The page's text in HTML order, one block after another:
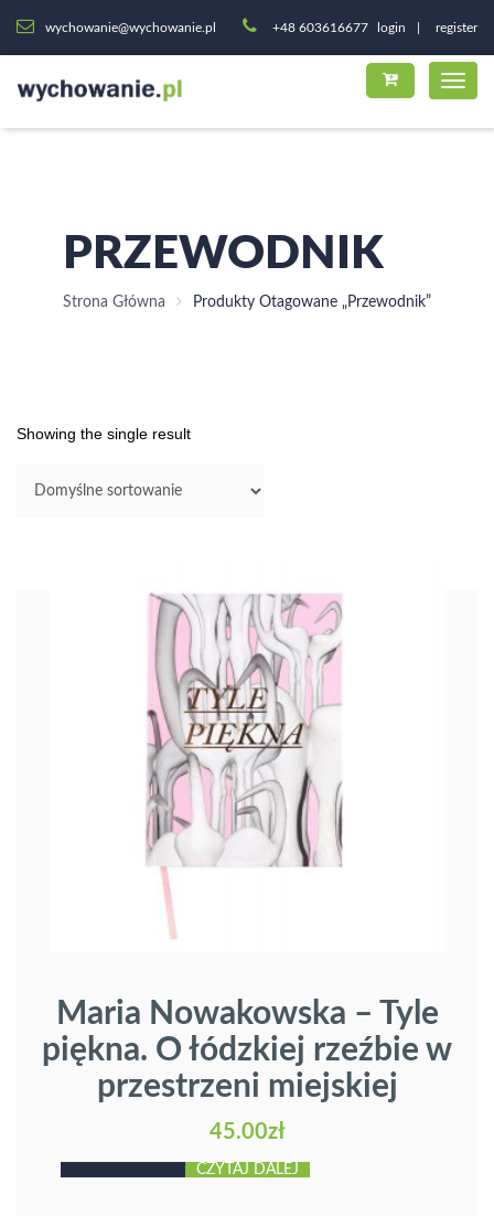
wychowanie@wychowanie.pl +48 603616677 login register
PRZEWODNIK
Strona Główna Produkty Otagowane „przewodnik”
Showing the single result
Maria Nowakowska – Tyle
piękna. O łódzkiej rzeźbie w
przestrzeni miejskiej
45.00zł
CZYTAJ DALEJ